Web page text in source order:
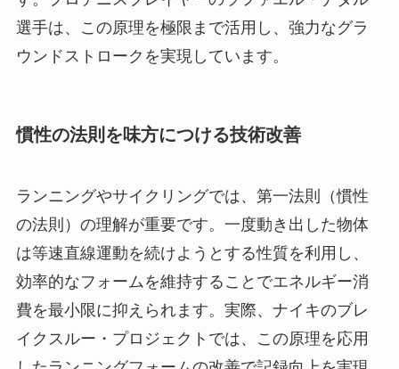
選手は、この原理を極限まで活用し、強力なグラ
ウンドストロークを実現しています。
慣性の法則を味方につける技術改善
ランニングやサイクリングでは、第一法則（慣性
の法則）の理解が重要です。一度動き出した物体
は等速直線運動を続けようとする性質を利用し、
効率的なフォームを維持することでエネルギー消
費を最小限に抑えられます。実際、ナイキのブレ
イクスルー・プロジェクトでは、この原理を応用